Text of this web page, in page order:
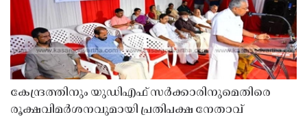
കേന്ദ്രത്തിനും യുഡിഎഫ് സർക്കാരിനുമെതിരെ
രൂക്ഷവിമർശനവുമായി പ്രതിപക്ഷ നേതാവ്